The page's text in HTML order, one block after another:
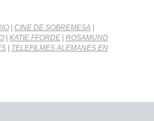
CINE DE SOBREMESA
KATIE FFORDE
ROSAMUND
TELEFILMES ALEMANES EN